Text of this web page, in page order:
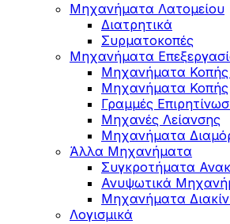
Μηχανήματα Λατομείου
Διατρητικά
Συρματοκοπές
Μηχανήματα
Μηχανήματα
Μηχανήματα Κοπής
Γραμμές
Μηχανές Λείανσης
Μηχανήματα
Άλλα Μηχανήματα
Συγκροτήματα
Ανυψωτικά
Μηχανήματα
Λογισμικά